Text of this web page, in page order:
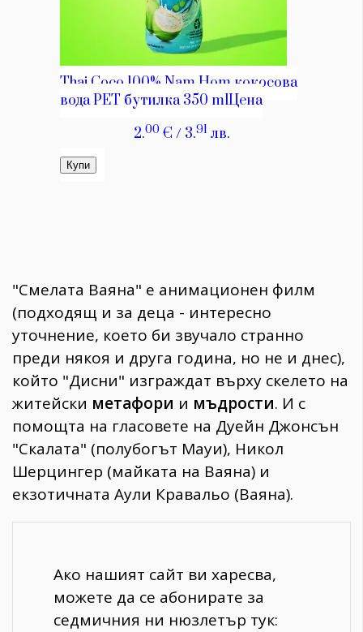
"Смелата Ваяна" е анимационен филм
(подходящ и за деца - интересно
уточнение, което би звучало странно
преди някоя и друга година, но не и днес),
който "Дисни" изграждат върху скелето на
житейски метафори и мъдрости. И с
помощта на гласовете на Дуейн Джонсън
"Скалата" (полубогът Мауи), Никол
Шерцингер (майката на Ваяна) и
екзотичната Аули Кравальо (Ваяна).
Ако нашият сайт ви харесва,
можете да се абонирате за
седмичния ни нюзлетър тук: